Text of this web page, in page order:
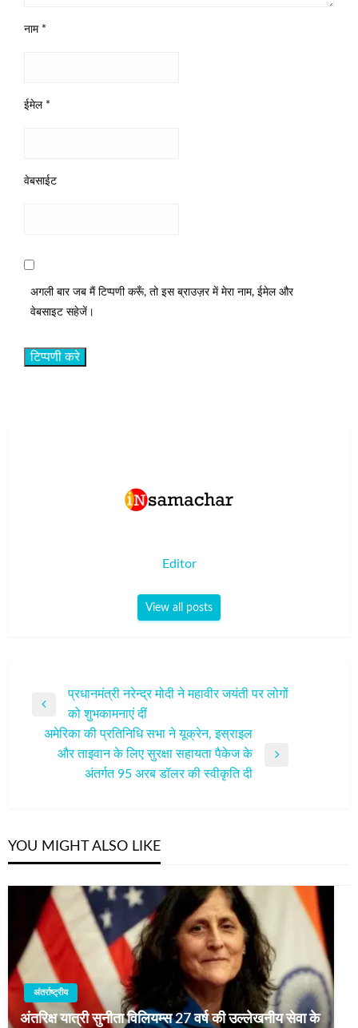
नाम *
ईमेल *
वेबसाईट
अगली बार जब मैं टिप्पणी करूँ, तो इस ब्राउज़र में मेरा नाम, ईमेल और
वेबसाइट सहेजें।
Editor
View all posts
नेविगेशन
Previous
Post
प्रधानमंत्री नरेन्द्र मोदी ने महावीर जयंती पर लोगों
को शुभकामनाएं दीं
अमेरिका की प्रतिनिधि सभा ने यूक्रेन, इस्राइल
और ताइवान के लिए सुरक्षा सहायता पैकेज के
अंतर्गत 95 अरब डॉलर की स्‍वीकृति दी
YOU MIGHT ALSO LIKE
अंतर्राष्ट्रीय
अंतरिक्ष यात्री सुनीता विलियम्स 27 वर्ष की उल्लेखनीय सेवा के